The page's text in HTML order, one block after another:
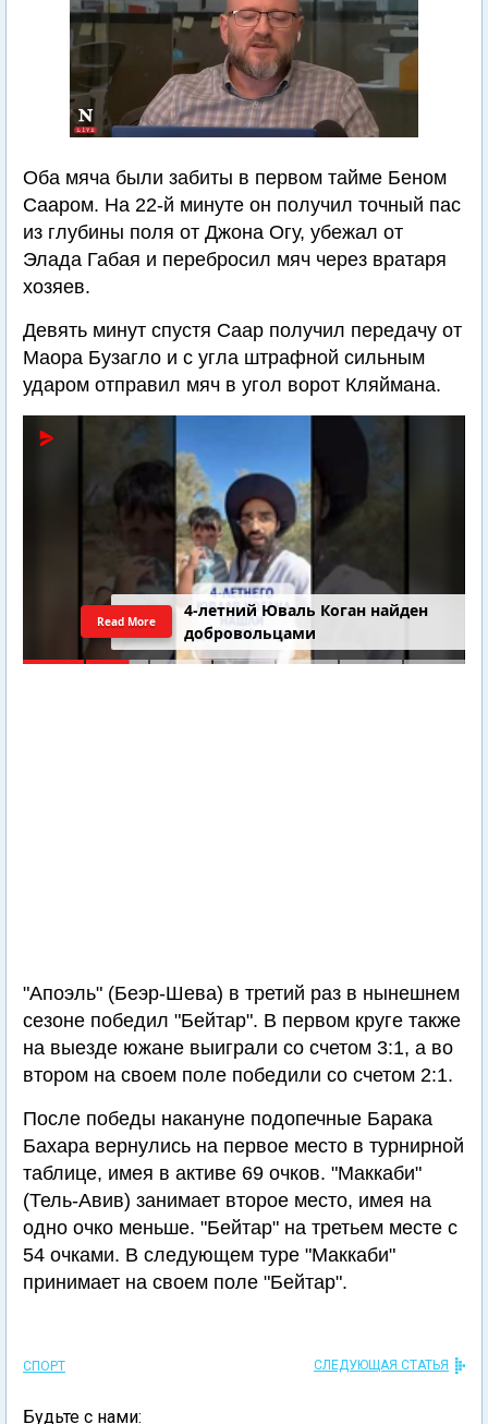
Оба мяча были забиты в первом тайме Беном
Сааром. На 22-й минуте он получил точный пас
из глубины поля от Джона Огу, убежал от
Элада Габая и перебросил мяч через вратаря
хозяев.
Девять минут спустя Саар получил передачу от
Маора Бузагло и с угла штрафной сильным
ударом отправил мяч в угол ворот Кляймана.
4-летний Юваль Коган найден
добровольцами
Read More
"Апоэль" (Беэр-Шева) в третий раз в нынешнем
сезоне победил "Бейтар". В первом круге также
на выезде южане выиграли со счетом 3:1, а во
втором на своем поле победили со счетом 2:1.
После победы накануне подопечные Барака
Бахара вернулись на первое место в турнирной
таблице, имея в активе 69 очков. "Маккаби"
(Тель-Авив) занимает второе место, имея на
одно очко меньше. "Бейтар" на третьем месте с
54 очками. В следующем туре "Маккаби"
принимает на своем поле "Бейтар".
СПОРТ СЛЕДУЮЩАЯ СТАТЬЯ
Будьте с нами: